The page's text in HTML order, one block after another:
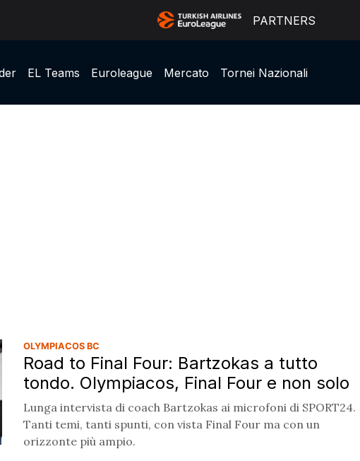
PARTNERS
EL Teams Euroleague Mercato Tornei Nazionali
OLYMPIACOS BC
Road to Final Four: Bartzokas a tutto
tondo. Olympiacos, Final Four e non solo
Lunga intervista di coach Bartzokas ai microfoni di SPORT24.
Tanti temi, tanti spunti, con vista Final Four ma con un
orizzonte più ampio.